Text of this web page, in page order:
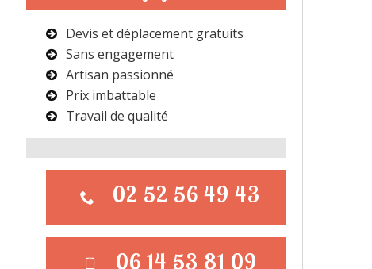
Devis et déplacement gratuits
Sans engagement
Artisan passionné
Prix imbattable
Travail de qualité
02 52 56 49 43
06 14 53 81 09